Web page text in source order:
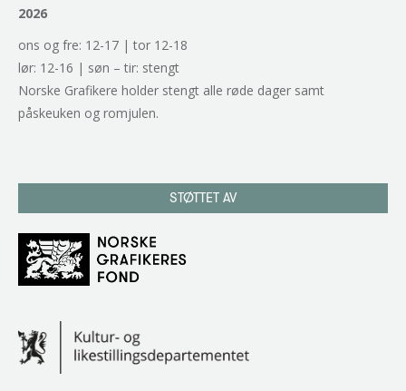
2026
ons og fre: 12-17 | tor 12-18
lør: 12-16 | søn – tir: stengt
Norske Grafikere holder stengt alle røde dager samt
påskeuken og romjulen.
STØTTET AV